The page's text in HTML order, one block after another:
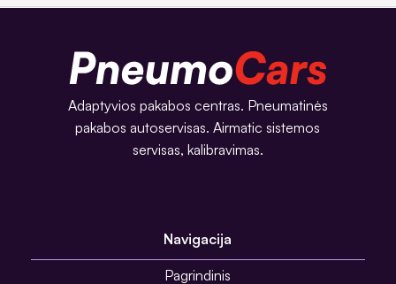
Adaptyvios pakabos centras. Pneumatinės
pakabos autoservisas. Airmatic sistemos
servisas, kalibravimas.
Navigacija
Pagrindinis